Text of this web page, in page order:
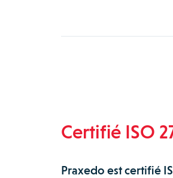
Certifié ISO
Praxedo est certifié